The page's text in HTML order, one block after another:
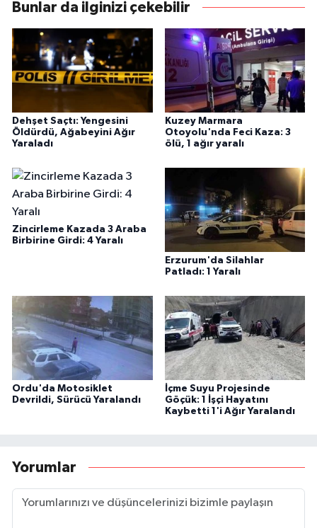
Bunlar da ilginizi çekebilir
Dehşet Saçtı: Yengesini
Öldürdü, Ağabeyini Ağır
Yaraladı
Kuzey Marmara
Otoyolu'nda Feci Kaza: 3
ölü, 1 ağır yaralı
Zincirleme Kazada 3 Araba
Birbirine Girdi: 4 Yaralı
Erzurum'da Silahlar
Patladı: 1 Yaralı
Ordu'da Motosiklet
Devrildi, Sürücü Yaralandı
İçme Suyu Projesinde
Göçük: 1 İşçi Hayatını
Kaybetti 1'i Ağır Yaralandı
Yorumlar